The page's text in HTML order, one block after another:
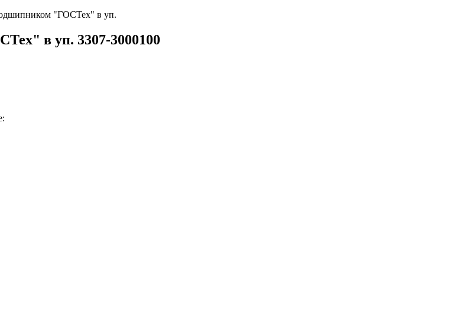
"ГОСТех" в уп.
в уп. 3307-3000100